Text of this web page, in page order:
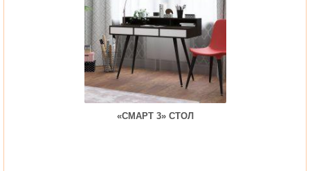
«СМАРТ 3» СТОЛ